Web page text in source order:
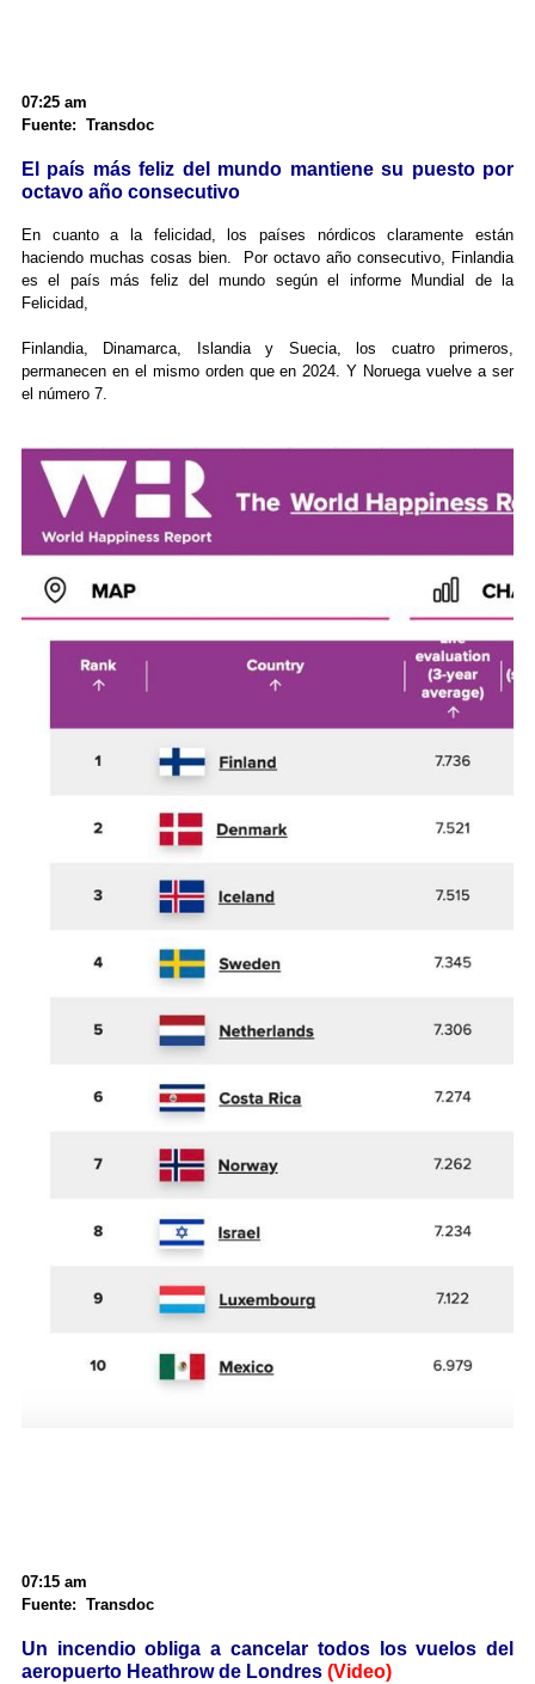
07:25 am
Fuente: Transdoc
El país más feliz del mundo mantiene su puesto por
octavo año consecutivo
En cuanto a la felicidad, los países nórdicos claramente están
haciendo muchas cosas bien. Por octavo año consecutivo, Finlandia
es el país más feliz del mundo según el informe Mundial de la
Felicidad,
Finlandia, Dinamarca, Islandia y Suecia, los cuatro primeros,
permanecen en el mismo orden que en 2024. Y Noruega vuelve a ser
el número 7.
07:15 am
Fuente: Transdoc
Un incendio obliga a cancelar todos los vuelos del
aeropuerto Heathrow de Londres (Video)